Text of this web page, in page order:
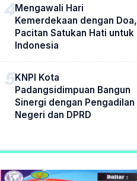
Mengawali Hari
Kemerdekaan dengan Doa,
Pacitan Satukan Hati untuk
Indonesia
KNPI Kota
Padangsidimpuan Bangun
Sinergi dengan Pengadilan
Negeri dan DPRD